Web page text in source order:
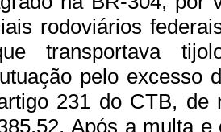
rodoviários
transportava
pelo excesso
231 do CTB, de
Após a multa e